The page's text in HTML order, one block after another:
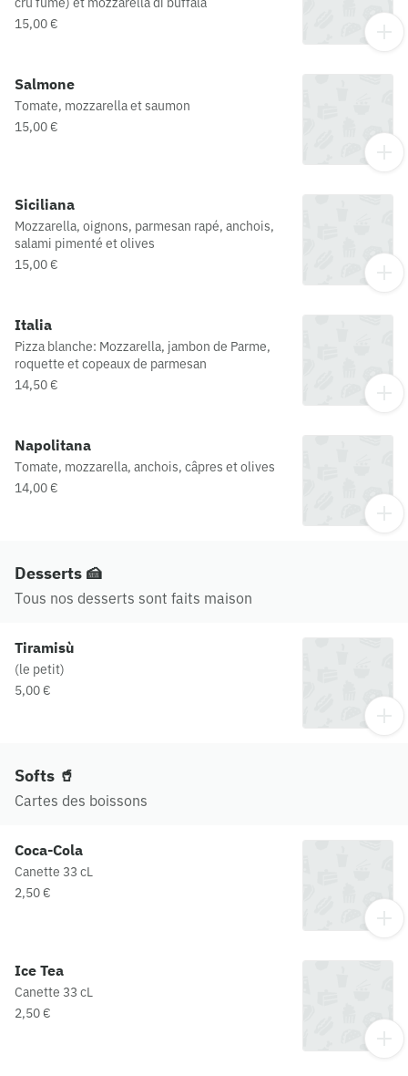
15,00 €
Salmone
Tomate, mozzarella et saumon
15,00 €
Siciliana
Mozzarella, oignons, parmesan rapé, anchois,
salami pimenté et olives
15,00 €
Italia
Pizza blanche: Mozzarella, jambon de Parme,
roquette et copeaux de parmesan
14,50 €
Napolitana
Tomate, mozzarella, anchois, câpres et olives
14,00 €
Desserts 🍰
Tous nos desserts sont faits maison
Tiramisù
(le petit)
5,00 €
Softs 🥤
Cartes des boissons
Coca-Cola
Canette 33 cL
2,50 €
Ice Tea
Canette 33 cL
2,50 €